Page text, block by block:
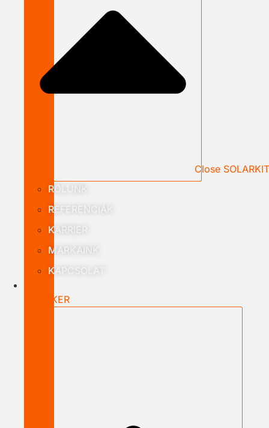
Close SOLARKIT
RÓLUNK
REFERENCIÁK
KARRIER
MÁRKÁINK
KAPCSOLAT
NAGYKER